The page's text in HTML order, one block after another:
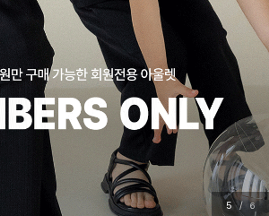
6 / 6